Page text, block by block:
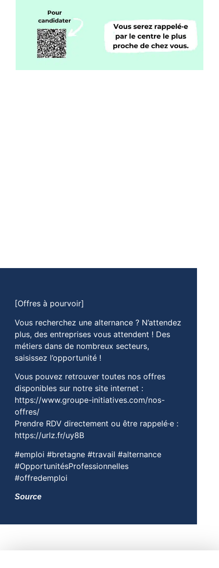
[Offres à pourvoir]
Vous recherchez une alternance ? N’attendez
plus, des entreprises vous attendent ! Des
métiers dans de nombreux secteurs,
saisissez l’opportunité !
Vous pouvez retrouver toutes nos offres
disponibles sur notre site internet :
https://www.groupe-initiatives.com/nos-
offres/
Prendre RDV directement ou être rappelé·e :
https://urlz.fr/uy8B
#emploi #bretagne #travail #alternance
#OpportunitésProfessionnelles
#offredemploi
Source